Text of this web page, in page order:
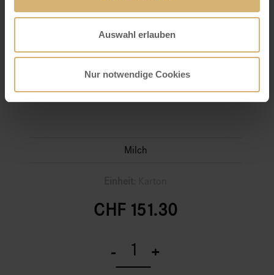
Auswahl erlauben
Nur notwendige Cookies
FrischSchoggi Mini Haselnuss
Milch
Milch
CHF 151.30
- +